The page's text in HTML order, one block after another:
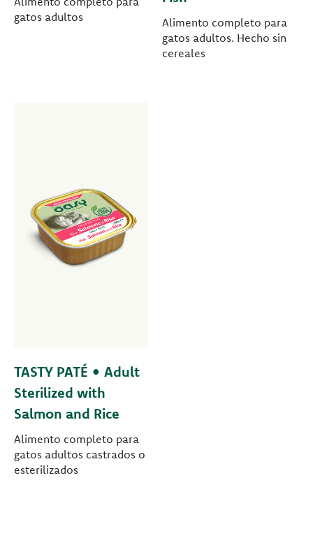
gatos adultos
Alimento completo para
gatos adultos. Hecho sin
cereales
TASTY PATÉ • Adult
Sterilized with
Salmon and Rice
Alimento completo para
gatos adultos castrados o
esterilizados